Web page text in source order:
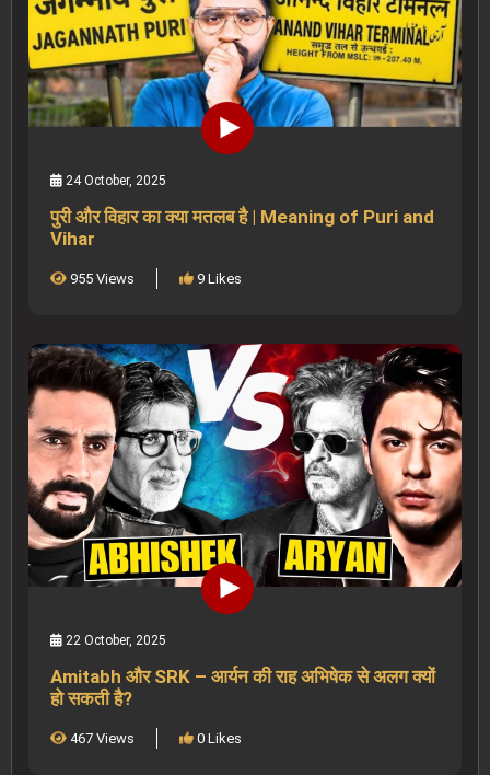
24 October, 2025
पुरी और विहार का क्या मतलब है | Meaning of Puri and
Vihar
955 Views 9 Likes
22 October, 2025
Amitabh और SRK – आर्यन की राह अभिषेक से अलग क्यों
हो सकती है?
467 Views 0 Likes